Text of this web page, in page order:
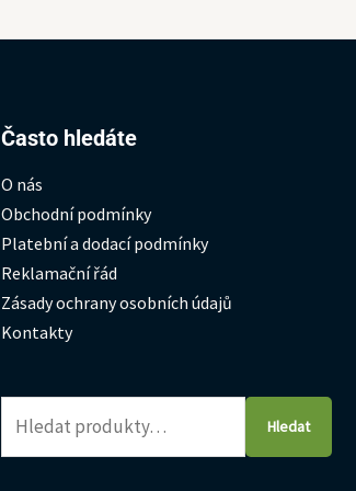
Často hledáte
O nás
Obchodní podmínky
Platební a dodací podmínky
Reklamační řád
Zásady ochrany osobních údajů
Kontakty
Hledat:
Hledat